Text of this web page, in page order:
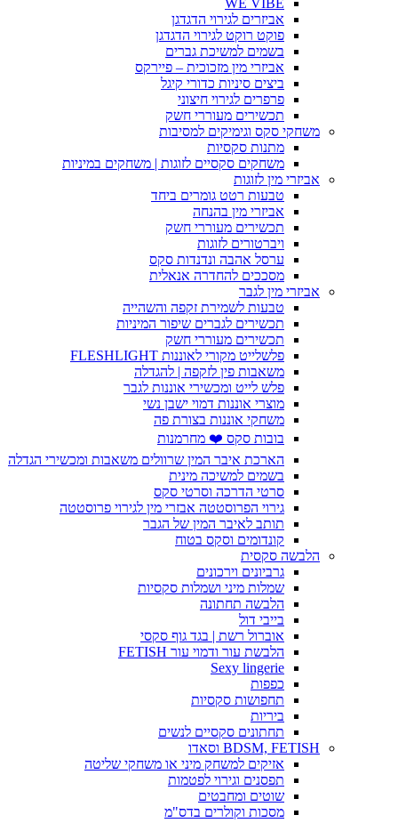
WE VIBE
אביזרים לגירוי הדגדגן
פוקט רוקט לגירוי הדגדגן
בשמים למשיכת גברים
אביזרי מין מזכוכית – פיירקס
ביצים סיניות כדורי קיגל
פרפרים לגירוי חיצוני
תכשירים מעוררי חשק
משחקי סקס וגימיקים למסיבות
מתנות סקסיות
משחקים סקסיים לזוגות | משחקים במיניות
אביזרי מין לזוגות
טבעות רטט גומרים ביחד
אביזרי מין בהנחה
תכשירים מעוררי חשק
ויברטורים לזוגות
ערסל אהבה ונדנדות סקס
מסככים להחדרה אנאלית
אביזרי מין לגבר
טבעות לשמירת זקפה והשהייה
תכשירים לגברים שיפור המיניות
תכשירים מעוררי חשק
פלשלייט מקורי לאוננות FLESHLIGHT
משאבות פין לזקפה | להגדלה
פלש לייט ומכשירי אוננות לגבר
מוצרי אוננות דמוי ישבן נשי
משחקי אוננות בצורת פה
בובות סקס ❤️ מחרמנות
הארכת איבר המין שרוולים משאבות ומכשירי הגדלה
בשמים למשיכה מינית
סרטי הדרכה וסרטי סקס
גירוי הפרוסטטה אבזרי מין לגירוי פרוסטטה
תותב לאיבר המין של הגבר
קונדומים וסקס בטוח
הלבשה סקסית
גרביונים וירכונים
שמלות מיני ושמלות סקסיות
הלבשה תחתונה
בייבי דול
אוברול רשת | בגד גוף סקסי
הלבשת עור ודמוי עור FETISH
Sexy lingerie
כפפות
תחפושות סקסיות
ביריות
תחתונים סקסיים לנשים
BDSM, FETISH וסאדו
אזיקים למשחק מיני או משחקי שליטה
תפסנים וגירוי לפטמות
שוטים ומחבטים
מסכות וקולרים בדס"מ